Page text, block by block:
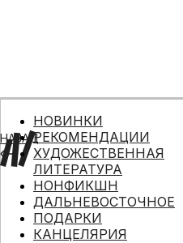
НАЗАД
НОВИНКИ
РЕКОМЕНДАЦИИ
ХУДОЖЕСТВЕННАЯ
ЛИТЕРАТУРА
НОНФИКШН
ДАЛЬНЕВОСТОЧНОЕ
ПОДАРКИ
КАНЦЕЛЯРИЯ